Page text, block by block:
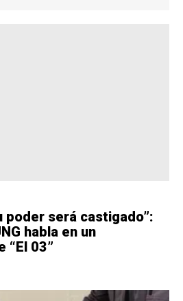
poder será castigado”:
habla en un
“El 03”